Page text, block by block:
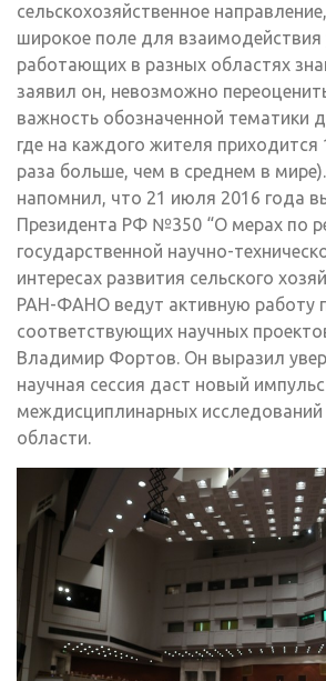
сельскохозяйственное
широкое поле для взаимодействия
работающих в разных областях
заявил он, невозможно
важность обозначенной тематики
где на каждого жителя приходится
раза больше, чем в среднем в
напомнил, что 21 июля 2016 года
Президента РФ №350 “О мерах по
государственной научно-
интересах развития сельского
РАН-ФАНО ведут активную работу
соответствующих научных
Владимир Фортов. Он выразил
научная сессия даст новый
междисциплинарных исследований
области.